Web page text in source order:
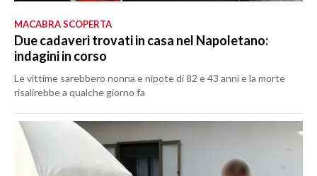
MACABRA SCOPERTA
Due cadaveri trovati in casa nel Napoletano:
indagini in corso
Le vittime sarebbero nonna e nipote di 82 e 43 anni e la morte
risalirebbe a qualche giorno fa